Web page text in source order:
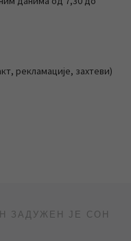
рекламације, захтеви)
ЗАДУЖЕН ЈЕ СОН